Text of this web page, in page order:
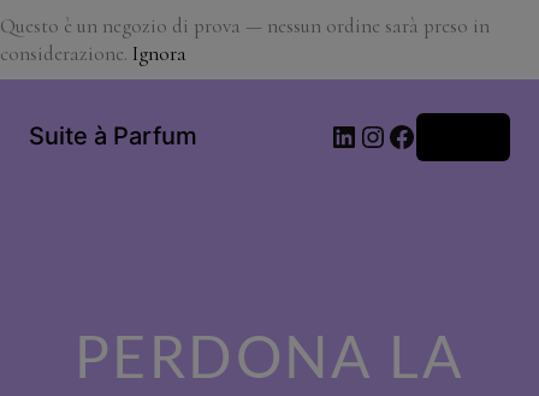
Questo è un negozio di prova — nessun ordine sarà preso in
considerazione. Ignora
Suite à Parfum LinkedIn
Instagram
Facebook
PERDONA LA